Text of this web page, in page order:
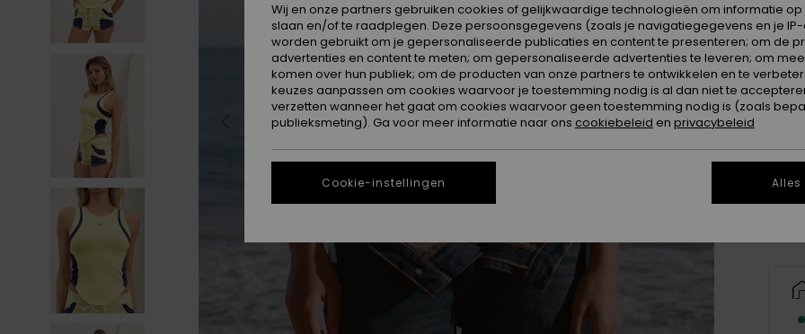
Wij en onze partners gebruiken cookies of gelijkwaardige technologieën om informatie
slaan en/of te raadplegen. Deze persoonsgegevens (zoals je navigatiegegevens en je
worden gebruikt om je gepersonaliseerde publicaties en content te presenteren; om de
advertenties en content te meten; om gepersonaliseerde advertenties te leveren; om
komen over hun publiek; om de producten van onze partners te ontwikkelen en te
keuzes aanpassen om cookies waarvoor je toestemming nodig is al dan niet te
verzetten wanneer het gaat om cookies waarvoor geen toestemming nodig is (zoals
publieksmeting). Ga voor meer informatie naar ons cookiebeleid en privacybeleid
Cookie-instellingen Alles